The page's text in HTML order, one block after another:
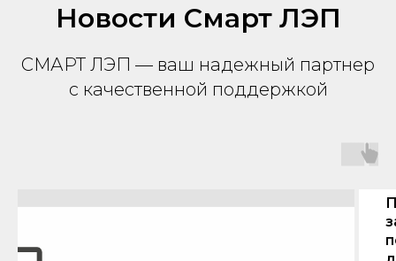
Новости Смарт ЛЭП
СМАРТ ЛЭП — ваш надежный партнер
с качественной поддержкой